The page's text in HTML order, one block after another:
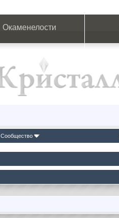
Окаменелости
Сообщество